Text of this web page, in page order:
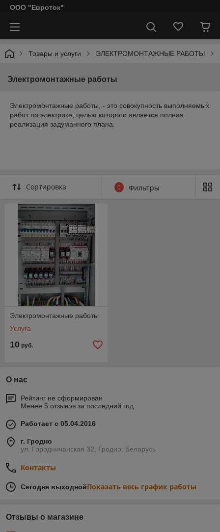
ООО "Евроток"
Товары и услуги ЭЛЕКТРОМОНТАЖНЫЕ РАБОТЫ
Электромонтажные работы
Электромонтажные работы, - это совокупность выполняемых
работ по электрике, целью которого является полная
реализация задуманного плана.
Сортировка 0 Фильтры
Электромонтажные работы
Услуга
10 руб.
О нас
Рейтинг не сформирован
Менее 5 отзывов за последний год
Работает с 05.04.2016
г. Гродно
ул. Городничанская 32, Гродно, Беларусь
Контакты
Сегодня выходнойПоказать весь график работы
Отзывы о магазине